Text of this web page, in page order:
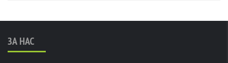
ЗА НАС